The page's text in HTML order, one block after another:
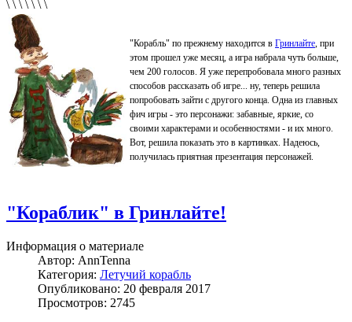
\ \ \ \ \ \ \
"Корабль" по прежнему находится в Гринлайте, при
этом прошел уже месяц, а игра набрала чуть больше,
чем 200 голосов. Я уже перепробовала много разных
способов рассказать об игре... ну, теперь решила
попробовать зайти с другого конца. Одна из главных
фич игры - это персонажи: забавные, яркие, со
своими характерами и особенностями - и их много.
Вот, решила показать это в картинках. Надеюсь,
получилась приятная презентация персонажей.
"Кораблик" в Гринлайте!
Информация о материале
Автор: AnnTenna
Категория: Летучий корабль
Опубликовано: 20 февраля 2017
Просмотров: 2745